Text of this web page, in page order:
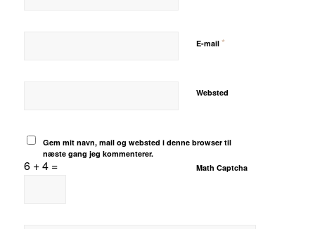
E-mail *
Websted
Gem mit navn, mail og websted i denne browser til
næste gang jeg kommenterer.
Math Captcha
6 + 4 =